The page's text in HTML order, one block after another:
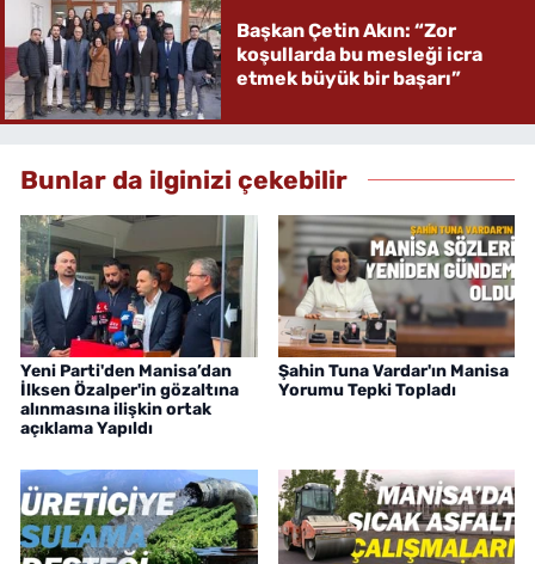
Başkan Çetin Akın: “Zor
koşullarda bu mesleği icra
etmek büyük bir başarı”
Bunlar da ilginizi çekebilir
Yeni Parti'den Manisa’dan
İlksen Özalper'in gözaltına
alınmasına ilişkin ortak
açıklama Yapıldı
Şahin Tuna Vardar'ın Manisa
Yorumu Tepki Topladı